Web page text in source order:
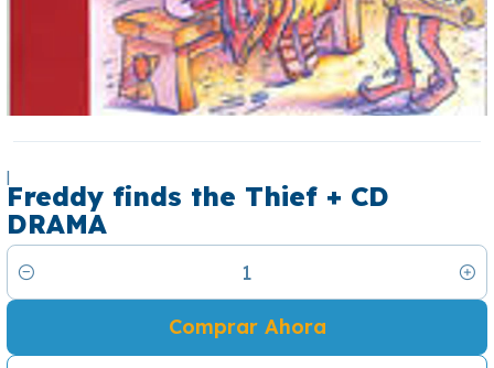
|
Freddy finds the Thief + CD
DRAMA
Cantidad
Comprar Ahora